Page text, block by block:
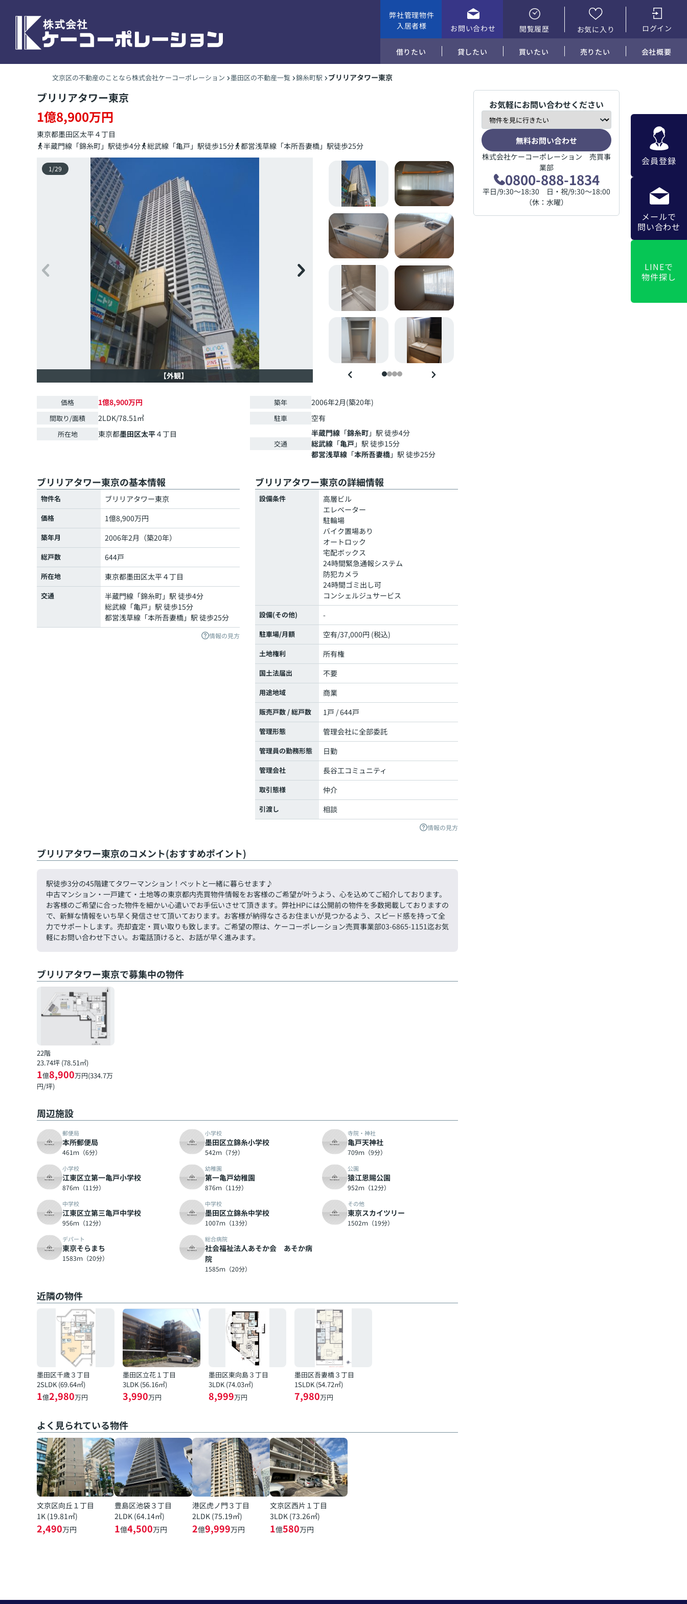
弊社管理物件
入居者様
お問い合わせ 閲覧履歴 お気に入り ログイン
借りたい 貸したい 買いたい 売りたい 会社概要
会員登録
メールで
問い合わせ
LINEで
物件探し
文京区の不動産のことなら株式会社ケーコーポレーション 墨田区の不動産一覧 錦糸町駅 ブリリアタワー東京
ブリリアタワー東京
1億8,900万円
東京都墨田区太平４丁目
半蔵門線「錦糸町」駅徒歩4分
総武線「亀戸」駅徒歩15分 都営浅草線「本所吾妻橋」駅徒歩25分
1 /29
【外観】
価格 1億8,900万円
間取り/面積 2LDK/78.51㎡
所在地 東京都墨田区太平４丁目
築年 2006年2月(築20年)
駐車 空有
交通
半蔵門線 「錦糸町」駅 徒歩4分
総武線 「亀戸」駅 徒歩15分
都営浅草線 「本所吾妻橋」駅 徒歩25分
ブリリアタワー東京の基本情報
物件名 ブリリアタワー東京
価格 1億8,900万円
築年月 2006年2月（築20年）
総戸数 644戸
所在地 東京都墨田区太平４丁目
交通 半蔵門線 「錦糸町」駅 徒歩4分
総武線 「亀戸 」駅 徒歩15分
都営浅草線 「本所吾妻橋」駅 徒歩25分
情報の見方
ブリリアタワー東京の詳細情報
設備条件
高層ビル
エレベーター
駐輪場
バイク置場あり
オートロック
宅配ボックス
24時間緊急通報システム
防犯カメラ
24時間ゴミ出し可
コンシェルジュサービス
設備(その他) -
駐車場/月額 空有/37,000円 (税込)
土地権利 所有権
国土法届出 不要
用途地域 商業
販売戸数 / 総戸数 1戸 / 644戸
管理形態 管理会社に全部委託
管理員の勤務形態 日勤
管理会社 長谷工コミュニティ
取引態様 仲介
引渡し 相談
情報の見方
ブリリアタワー東京のコメント(おすすめポイント)
駅徒歩3分の45階建てタワーマンション！ペットと一緒に暮らせます♪
中古マンション・一戸建て・土地等の東京都内売買物件情報をお客様のご希望が叶うよう、心を込めてご紹介しております。
お客様のご希望に合った物件を細かい心遣いでお手伝いさせて頂きます。弊社HPには公開前の物件を多数掲載しておりますの
で、新鮮な情報をいち早く発信させて頂いております。お客様が納得なさるお住まいが見つかるよう、スピード感を持って全
力でサポートします。売却査定・買い取りも致します。ご希望の際は、ケーコーポレーション売買事業部03-6865-1151迄お気
軽にお問い合わせ下さい。お電話頂けると、お話が早く進みます。
ブリリアタワー東京で募集中の物件
22階
23.74坪 (78.51㎡)
1億8,900万円(334.7万
円/坪)
周辺施設
郵便局
本所郵便局
461ｍ（6分）
小学校
墨田区立錦糸小学校
542ｍ（7分）
寺院・神社
亀戸天神社
709ｍ（9分）
小学校
江東区立第一亀戸小学校
876ｍ（11分）
幼稚園
第一亀戸幼稚園
876ｍ（11分）
公園
猿江恩賜公園
952ｍ（12分）
中学校
江東区立第三亀戸中学校
956ｍ（12分）
中学校
墨田区立錦糸中学校
1007ｍ（13分）
その他
東京スカイツリー
1502ｍ（19分）
デパート
東京そらまち
1583ｍ（20分）
総合病院
社会福祉法人あそか会 あそか病
院
1585ｍ（20分）
近隣の物件
墨田区千歳３丁目
2SLDK (69.64㎡)
1億2,980万円
墨田区立花１丁目
3LDK (56.16㎡)
3,990万円
墨田区東向島３丁目
3LDK (74.03㎡)
8,999万円
墨田区吾妻橋３丁目
1SLDK (54.72㎡)
7,980万円
よく見られている物件
文京区向丘１丁目
1K (19.81㎡)
2,490万円
豊島区池袋３丁目
2LDK (64.14㎡)
1億4,500万円
港区虎ノ門３丁目
2LDK (75.19㎡)
2億9,999万円
文京区西片１丁目
3LDK (73.26㎡)
1億580万円
お気軽にお問い合わせください
無料お問い合わせ
株式会社ケーコーポレーション 売買事
業部
0800-888-1834
平日/9:30～18:30 日・祝/9:30～18:00
（休：水曜）